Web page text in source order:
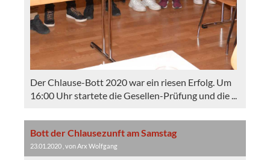
Der Chlause-Bott 2020 war ein riesen Erfolg. Um
16:00 Uhr startete die Gesellen-Prüfung und die ...
Bott der Chlausezunft am Samstag
23.01.2020 , von Arx Wolfgang